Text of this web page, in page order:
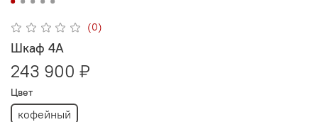
(0)
Шкаф 4А
243 900 ₽
Цвет
кофейный